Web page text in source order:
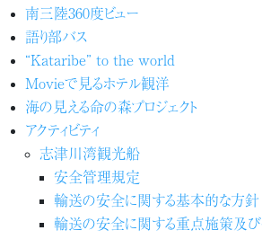
南三陸360度ビュー
語り部バス
“Kataribe” to the world
Movieで見るホテル観洋
海の見える命の森プロジェクト
アクティビティ
志津川湾観光船
安全管理規定
輸送の安全に関する基本的な方針
輸送の安全に関する重点施策及